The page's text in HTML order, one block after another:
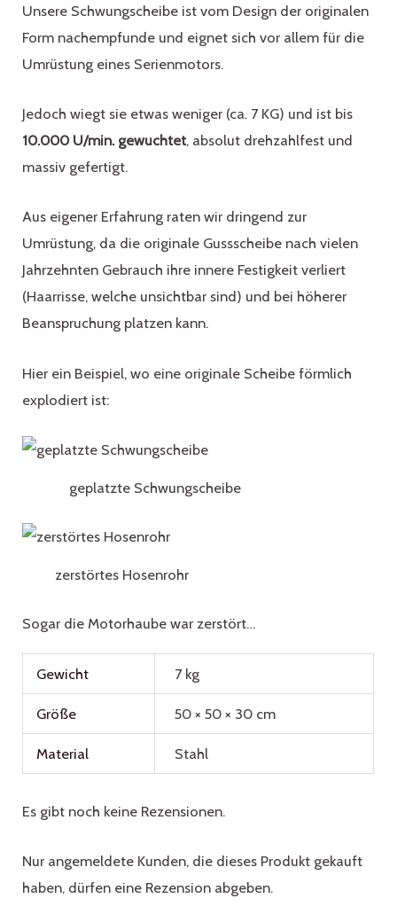
Unsere Schwungscheibe ist vom Design der originalen
Form nachempfunde und eignet sich vor allem für die
Umrüstung eines Serienmotors.
Jedoch wiegt sie etwas weniger (ca. 7 KG) und ist bis
10.000 U/min. gewuchtet, absolut drehzahlfest und
massiv gefertigt.
Aus eigener Erfahrung raten wir dringend zur
Umrüstung, da die originale Gussscheibe nach vielen
Jahrzehnten Gebrauch ihre innere Festigkeit verliert
(Haarrisse, welche unsichtbar sind) und bei höherer
Beanspruchung platzen kann.
Hier ein Beispiel, wo eine originale Scheibe förmlich
explodiert ist:
geplatzte Schwungscheibe
zerstörtes Hosenrohr
Sogar die Motorhaube war zerstört…
Gewicht 7 kg
Größe 50 × 50 × 30 cm
Material Stahl
Es gibt noch keine Rezensionen.
Nur angemeldete Kunden, die dieses Produkt gekauft
haben, dürfen eine Rezension abgeben.